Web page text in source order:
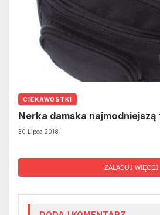
CIEKAWOSTKI
Nerka damska najmodniejszą
30 Lipca 2018
ZAŁADUJ WIĘCEJ